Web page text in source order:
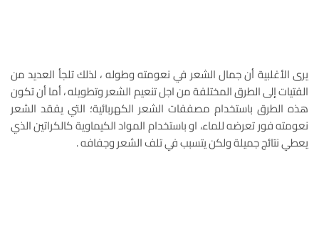
يرى الأغلبية أن جمال الشعر في نعومته وطوله ، لذلك تلجأ العديد من
الفتيات إلى الطرق المختلفة من اجل تنعيم الشعر وتطويله ، أما أن تكون
هذه الطرق باستخدام مصففات الشعر الكهربائية؛ التي يفقد الشعر
نعومته فور تعرضه للماء، او باستخدام المواد الكيماوية كالكراتين الذي
يعطي نتائج جميلة ولكن يتسبب في تلف الشعر وجفافه .